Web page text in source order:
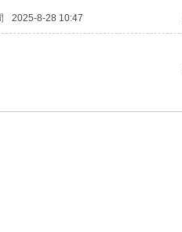
2025-8-28 10:47